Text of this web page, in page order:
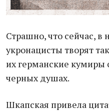
Страшно, что сейчас,
укронацисты творят
их германские кумиры
черных душах.
Шкапская привела